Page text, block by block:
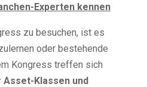
Experten kennen
zu besuchen, ist es
oder bestehende
Kongress treffen sich
Klassen und